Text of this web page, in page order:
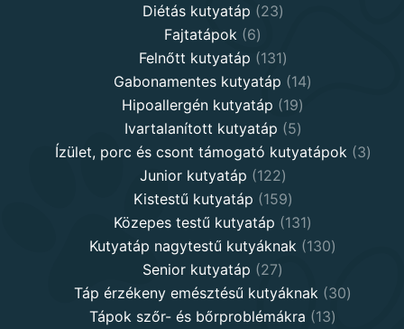
products
Diétás kutyatáp 2323
Fajtatápok 66
products
Felnőtt kutyatáp 131131
products
Gabonamentes kutyatáp 1414
Hipoallergén kutyatáp 1919
products
Ivartalanított kutyatáp 55
products
Ízület, porc és csont támogató kutyatápok 33
Junior kutyatáp 122122
products
Kistestű kutyatáp 159159
products
Közepes testű kutyatáp 131131
products
Kutyatáp nagytestű kutyáknak 130130
Senior kutyatáp 2727
products
Táp érzékeny emésztésű kutyáknak 3030
Tápok szőr- és bőrproblémákra 1313